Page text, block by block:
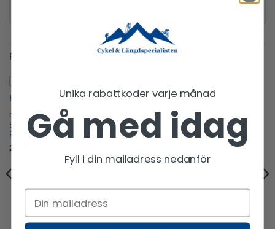
RELATERADE PRODUKTER
ELCYKLAR
Ecoride Ambassador AXS H-8-
Front 28 Black
21 990
ELCYKLAR
Trek FX+ 2 Stagger
Unika rabattkoder varje månad
Gå med idag
Fyll i din mailadress nedanför